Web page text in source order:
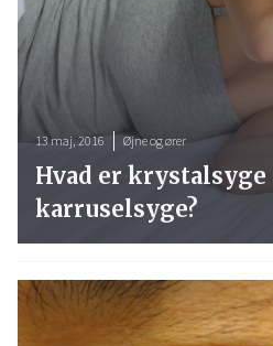
13 maj, 2016 Øjne og ører
Hvad er
karruselsyge?